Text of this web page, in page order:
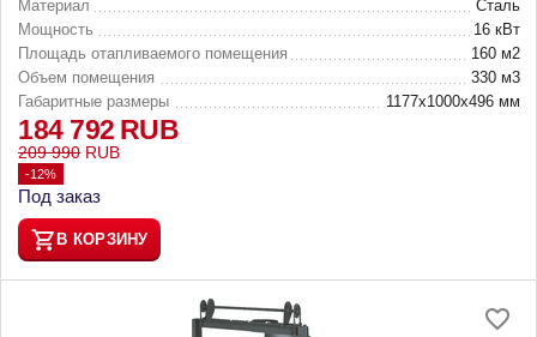
Материал
Сталь
Мощность
16 кВт
Площадь отапливаемого помещения
160 м2
Объем помещения
330 м3
Габаритные размеры
1177х1000х496 мм
184 792 RUB
209 990 RUB
-12%
Под заказ
В КОРЗИНУ